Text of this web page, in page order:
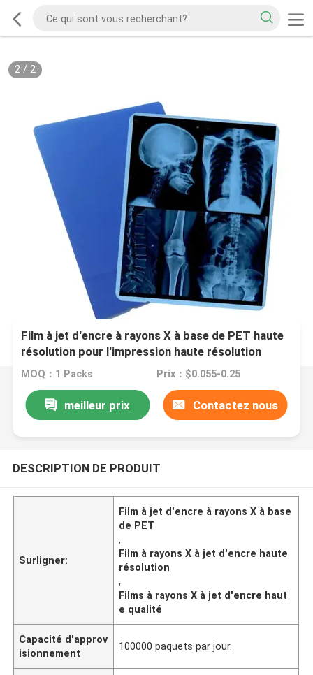
2/ 2
Film à jet d'encre à rayons X à base de PET haute
résolution pour l'impression haute résolution
MOQ：1 Packs Prix：$0.055-0.25
meilleur prix Contactez nous
DESCRIPTION DE PRODUIT
Surligner:
Film à jet d'encre à rayons X à base
de PET
,
Film à rayons X à jet d'encre haute
résolution
,
Films à rayons X à jet d'encre haut
e qualité
Capacité d'approv
isionnement
100000 paquets par jour.